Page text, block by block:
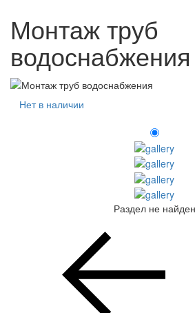
Монтаж труб
водоснабжения
Нет в наличии
Раздел не найден